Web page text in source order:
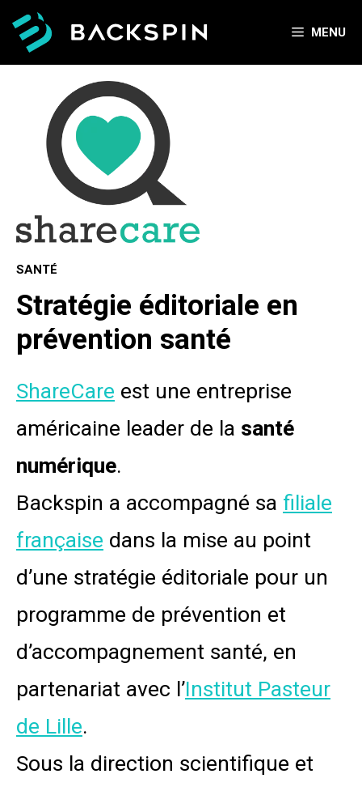
contenu
MENU
SANTÉ
Stratégie éditoriale en
prévention santé
ShareCare est une entreprise
américaine leader de la santé
numérique.
Backspin a accompagné sa filiale
française dans la mise au point
d’une stratégie éditoriale pour un
programme de prévention et
d’accompagnement santé, en
partenariat avec l’Institut Pasteur
de Lille.
Sous la direction scientifique et